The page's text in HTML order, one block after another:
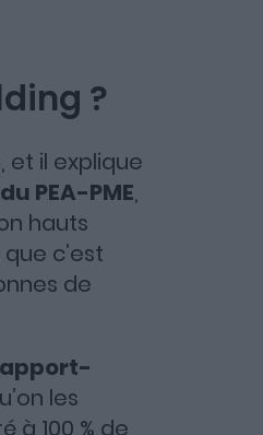
?
et il explique
PEA-PME,
hauts
c’est
de
les
100 % de